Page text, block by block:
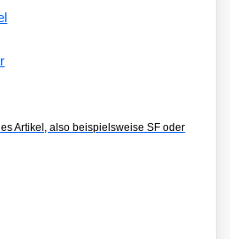
Artikel, also beispielsweise SF oder